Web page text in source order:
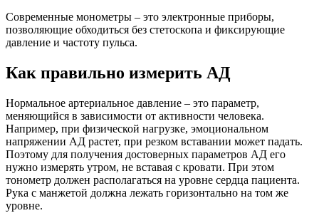
Современные монометры – это электронные приборы,
позволяющие обходиться без стетоскопа и фиксирующие
давление и частоту пульса.
Как правильно измерить АД
Нормальное артериальное давление – это параметр,
меняющийся в зависимости от активности человека.
Например, при физической нагрузке, эмоциональном
напряжении АД растет, при резком вставании может падать.
Поэтому для получения достоверных параметров АД его
нужно измерять утром, не вставая с кровати. При этом
тонометр должен располагаться на уровне сердца пациента.
Рука с манжетой должна лежать горизонтально на том же
уровне.